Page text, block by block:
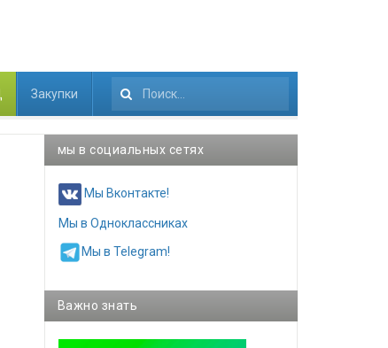
Закупки Искать...
мы в социальных сетях
Мы Вконтакте!
Мы в Одноклассниках
Мы в Telegram!
Важно знать